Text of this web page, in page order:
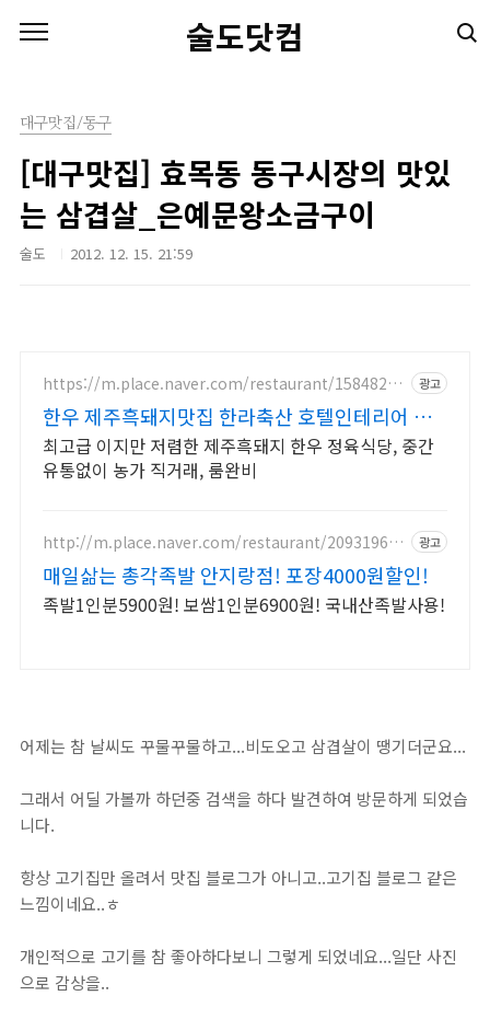
술도닷컴
대구맛집/동구
[대구맛집] 효목동 동구시장의 맛있
는 삼겹살_은예문왕소금구이
술도 2012. 12. 15. 21:59
https://m.place.naver.com/restaurant/15848292
광고
한우 제주흑돼지맛집 한라축산 호텔인테리어 정
육식당
최고급 이지만 저렴한 제주흑돼지 한우 정육식당, 중간
유통없이 농가 직거래, 룸완비
http://m.place.naver.com/restaurant/209319623
광고
매일삶는 총각족발 안지랑점! 포장4000원할인!
족발1인분5900원! 보쌈1인분6900원! 국내산족발사용!
어제는 참 날씨도 꾸물꾸물하고...비도오고 삼겹살이 땡기더군요...
그래서 어딜 가볼까 하던중 검색을 하다 발견하여 방문하게 되었습
니다.
항상 고기집만 올려서 맛집 블로그가 아니고..고기집 블로그 같은
느낌이네요..ㅎ
개인적으로 고기를 참 좋아하다보니 그렇게 되었네요...일단 사진
으로 감상을..